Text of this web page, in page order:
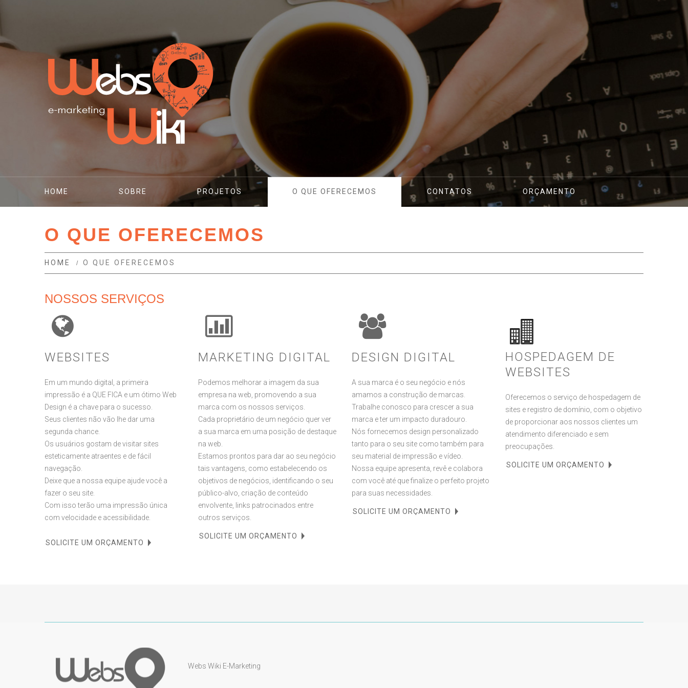
HOME SOBRE PROJETOS O QUE OFERECEMOS CONTATOS ORÇAMENTO
O QUE OFERECEMOS
HOME O QUE OFERECEMOS
NOSSOS SERVIÇOS
WEBSITES
Em um mundo digital, a primeira
impressão é a QUE FICA e um ótimo Web
Design é a chave para o sucesso.
Seus clientes não vão lhe dar uma
segunda chance.
Os usuários gostam de visitar sites
esteticamente atraentes e de fácil
navegação.
Deixe que a nossa equipe ajude você a
fazer o seu site.
Com isso terão uma impressão única
com velocidade e acessibilidade.
SOLICITE UM ORÇAMENTO
MARKETING DIGITAL
Podemos melhorar a imagem da sua
empresa na web, promovendo a sua
marca com os nossos serviços.
Cada proprietário de um negócio quer ver
a sua marca em uma posição de destaque
na web.
Estamos prontos para dar ao seu negócio
tais vantagens, como estabelecendo os
objetivos de negócios, identificando o seu
público-alvo, criação de conteúdo
envolvente, links patrocinados entre
outros serviços.
SOLICITE UM ORÇAMENTO
DESIGN DIGITAL
A sua marca é o seu negócio e nós
amamos a construção de marcas.
Trabalhe conosco para crescer a sua
marca e ter um impacto duradouro.
Nós fornecemos design personalizado
tanto para o seu site como também para
seu material de impressão e vídeo.
Nossa equipe apresenta, revê e colabora
com você até que finalize o perfeito projeto
para suas necessidades.
SOLICITE UM ORÇAMENTO
HOSPEDAGEM DE
WEBSITES
Oferecemos o serviço de hospedagem de
sites e registro de domínio, com o objetivo
de proporcionar aos nossos clientes um
atendimento diferenciado e sem
preocupações.
SOLICITE UM ORÇAMENTO
Webs Wiki E-Marketing